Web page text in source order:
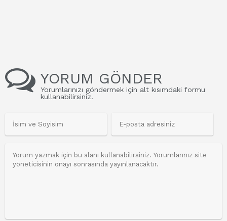
YORUM GÖNDER
Yorumlarınızı göndermek için alt kısımdaki formu
kullanabilirsiniz.